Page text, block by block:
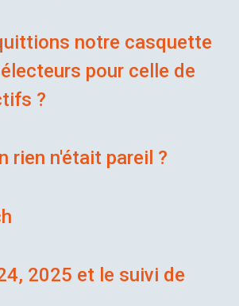
notre casquette
pour celle de
?
rien n'était pareil ?
2025 et le suivi de